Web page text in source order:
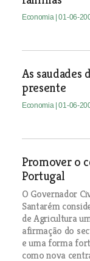
Economia | 01-06-
As saudades
presente
Economia | 01-06-
Promover o
Portugal
O Governador
Santarém
de Agricultura
afirmação do
e uma forma
como nova